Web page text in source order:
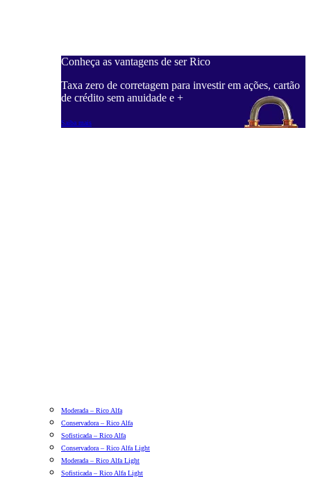
Conheça as vantagens de ser Rico
Taxa zero de corretagem para investir em ações, cartão
de crédito sem anuidade e +
Saiba mais
Moderada – Rico Alfa
Conservadora – Rico Alfa
Sofisticada – Rico Alfa
Conservadora – Rico Alfa Light
Moderada – Rico Alfa Light
Sofisticada – Rico Alfa Light